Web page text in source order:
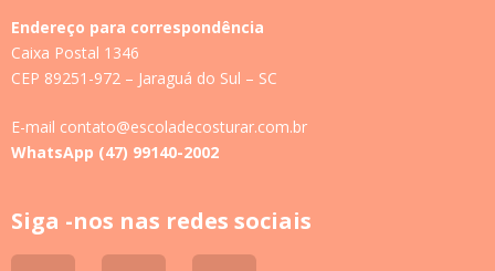
Endereço para correspondência
Caixa Postal 1346
CEP 89251-972 – Jaraguá do Sul – SC
E-mail contato@escoladecosturar.com.br
WhatsApp (47) 99140-2002
Siga -nos nas redes sociais